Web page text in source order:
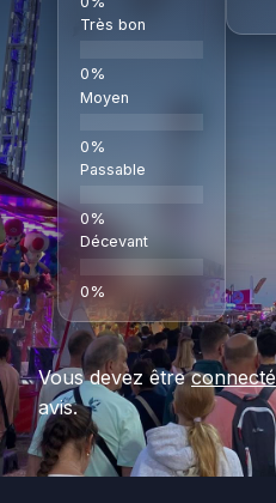
Très bon
Moyen
Passable
Décevant
Vous devez êtreconnecté
avis.